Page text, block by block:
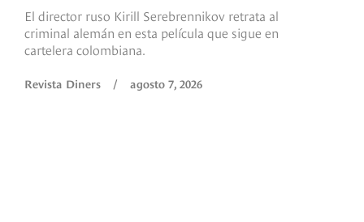
El director ruso Kirill Serebrennikov retrata al
criminal alemán en esta película que sigue en
cartelera colombiana.
Revista Diners / agosto 7, 2026